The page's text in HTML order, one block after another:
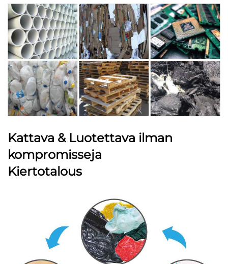
Kattava & Luotettava ilman
kompromisseja
Kiertotalous